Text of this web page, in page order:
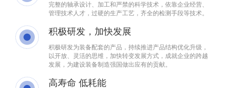
完整的轴承设计、加工和严禁的科学技术，依靠企业经营、
管理技术人才，过硬的生产工艺，齐全的检测手段等技术。
积极研发，加快发展
积极研发为装备配套的产品，持续推进产品结构优化升级，
以开放、灵活的思维，加快转变发展方式，成就企业的跨越
发展，为建设装备制造强国做出应有的贡献。
高寿命 低耗能